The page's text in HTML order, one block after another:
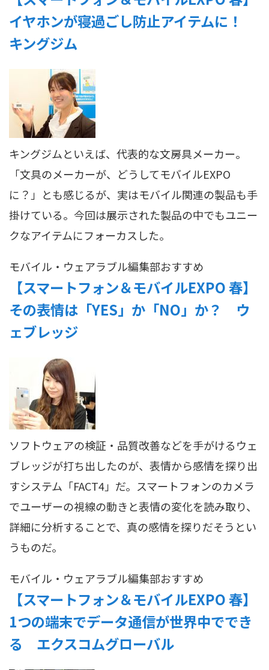
イヤホンが寝過ごし防止アイテムに！
キングジム
キングジムといえば、代表的な文房具メーカー。
「文具のメーカーが、どうしてモバイルEXPO
に？」とも感じるが、実はモバイル関連の製品も手
掛けている。今回は展示された製品の中でもユニー
クなアイテムにフォーカスした。
モバイル・ウェアラブル編集部おすすめ
【スマートフォン＆モバイルEXPO 春】
その表情は「YES」か「NO」か？ ウ
ェブレッジ
ソフトウェアの検証・品質改善などを手がけるウェ
ブレッジが打ち出したのが、表情から感情を探り出
すシステム「FACT4」だ。スマートフォンのカメラ
でユーザーの視線の動きと表情の変化を読み取り、
詳細に分析することで、真の感情を探りだそうとい
うものだ。
モバイル・ウェアラブル編集部おすすめ
【スマートフォン＆モバイルEXPO 春】
1つの端末でデータ通信が世界中ででき
る エクスコムグローバル